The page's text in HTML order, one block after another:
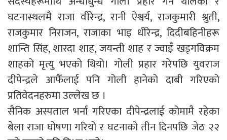
घटनास्थलमै राजा वीरेन्द्र, रानी ऐश्वर्य, राजकुमारी श्रुती,
राजकुमार निराजन, राजाका भाइ धीरेन्द्र, दिदीबहिनीहरू
शान्ति सिंह, शारदा शाह, जयन्ती शाह र ज्वाइँ खड्गविक्रम
शाहको मृत्यु भएको थियो। गोली प्रहार गरेपछि युवराज
दीपेन्द्रले आफैँलाई पनि गोली हानेको दाबी गरिएको
प्रतिवेदनहरुमा उल्लेख छ ।
सैनिक अस्पताल भर्ना गरिएका दीपेन्द्रलाई कोमामै रहेका
बेला राजा घोषणा गरियो र घटनाको तीन दिनपछि जेठ २२